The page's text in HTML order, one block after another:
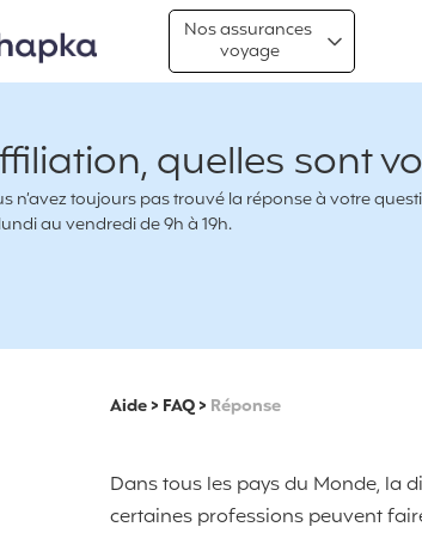
VoyagesNos assurances
voyage
quelles sont
n’avez toujours pas trouvé la réponse à votre
au vendredi de 9h à 19h.
Aide> FAQ> Réponse
Dans tous les pays du Monde, la
certaines professions peuvent